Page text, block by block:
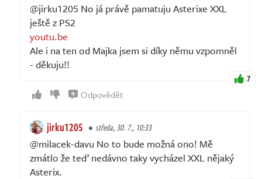
@jirku1205 No já právě pamatuju Asterixe XXL
ještě z PS2
youtu.be
Ale i na ten od Majka jsem si díky němu vzpomněl
- děkuju!!
7
Odpovědět
jirku1205 středa, 30. 7., 10:33
@milacek-davu No to bude možná ono! Mě
zmátlo že teď nedávno taky vycházel XXL nějaký
Asterix.